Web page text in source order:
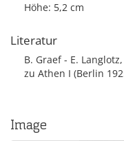
Höhe: 5,2 cm
Literatur
B. Graef - E.
zu Athen I (Berlin
Image